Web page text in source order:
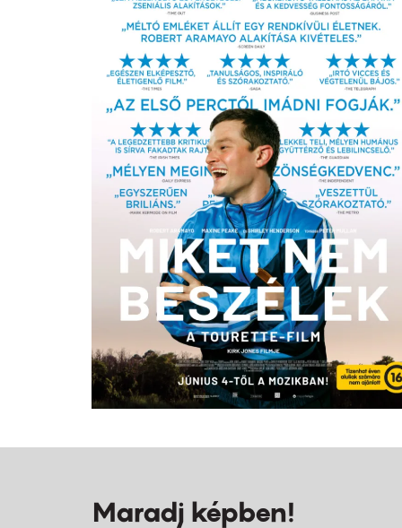
Maradj képben!